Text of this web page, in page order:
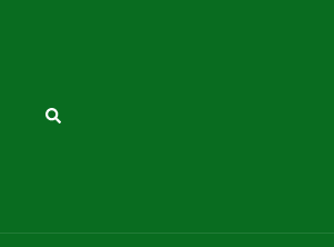
Szukaj